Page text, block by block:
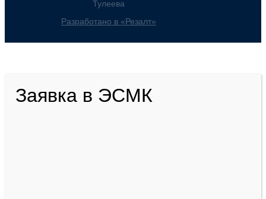
Тулеева
Разработано в «Резалт»
Заявка в ЭСМК